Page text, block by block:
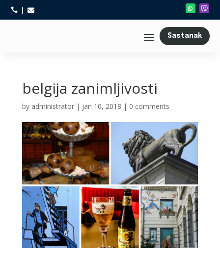
 
Sastanak
belgija zanimljivosti
by administrator| jan 10, 2018 | 0 comments